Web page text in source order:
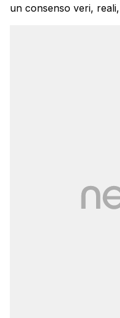
un consenso veri,